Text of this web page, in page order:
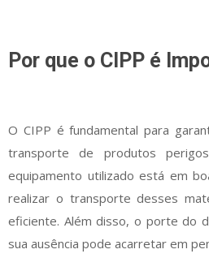
Por que o CIPP é
O CIPP é fundamental para
transporte de produtos
equipamento utilizado está em
realizar o transporte desses
eficiente. Além disso, o porte do
sua ausência pode acarretar em